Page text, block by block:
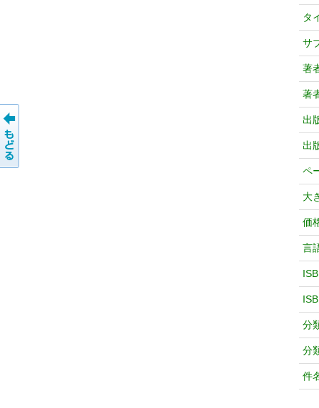
タ
サ
著
著
出
出
ペ
大
価
言
分
分
件